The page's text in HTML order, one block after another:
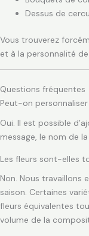
Dessus de
Vous trouverez
et à la personnalité
Questions fréquentes
Peut-on
Oui. Il est possible
message, le nom de
Les fleurs sont-elles
Non. Nous travaillons
saison. Certaines
fleurs équivalentes
volume de la